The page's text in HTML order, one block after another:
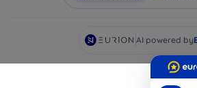
AI powered by